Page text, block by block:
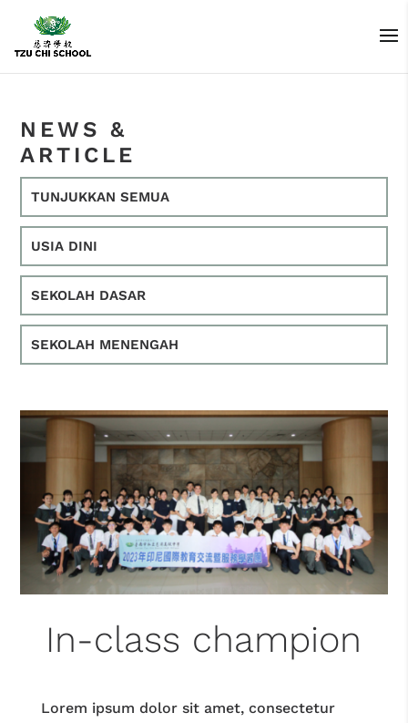
NEWS &
ARTICLE
TUNJUKKAN SEMUA
USIA DINI
SEKOLAH DASAR
SEKOLAH MENENGAH
In-class champion
Lorem ipsum dolor sit amet, consectetur